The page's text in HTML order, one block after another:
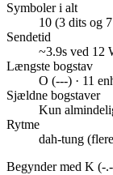
Symboler i alt
10 (3 dits og
Sendetid
~3.9s ved 12
Længste bogstav
O (---) · 11
Sjældne bogstaver
Kun
Rytme
dah-tung
Begynder med K (-